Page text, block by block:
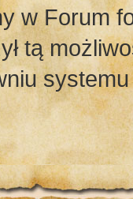
w Forum
tą